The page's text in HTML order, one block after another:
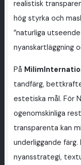
realistisk
hög styrka och
”naturliga
nyanskartläggning
På
tandfärg,
estetiska mål. För
ogenomskinliga
transparenta kan
underliggande färg.
nyansstrategi,